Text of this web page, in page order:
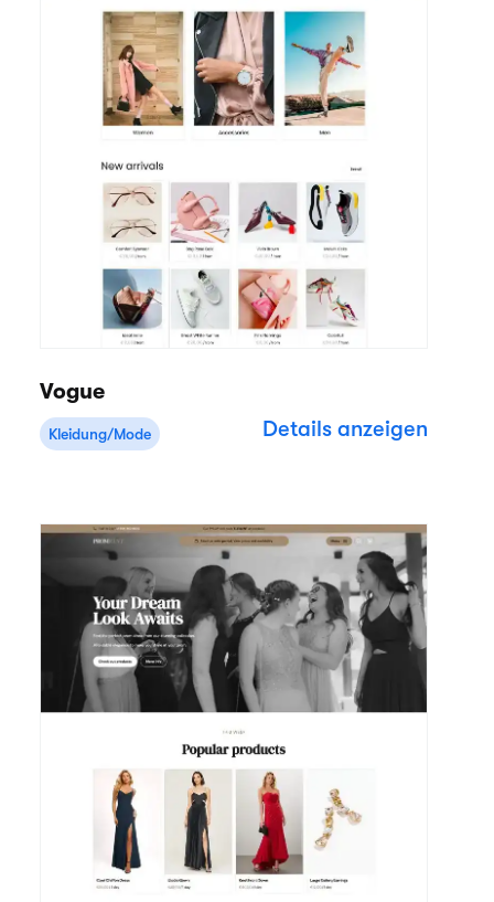
Vogue
Kleidung/Mode Details anzeigen